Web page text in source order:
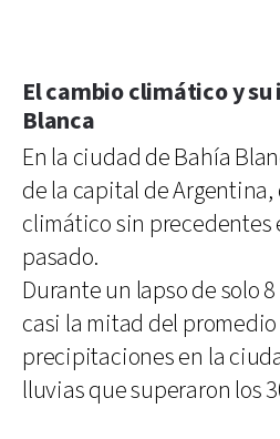
El cambio climático y
Blanca
En la ciudad de Bahía
de la capital de
climático sin precedentes
pasado.
Durante un lapso de solo
casi la mitad del
precipitaciones en la
lluvias que superaron los